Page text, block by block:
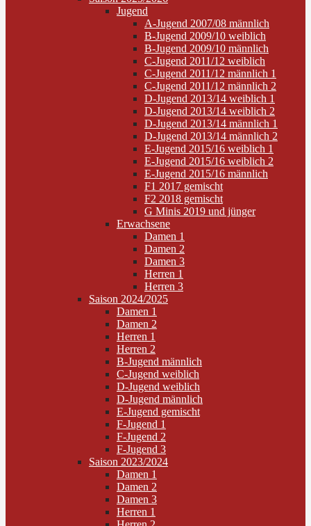
Jugend
A-Jugend 2007/08 männlich
B-Jugend 2009/10 weiblich
B-Jugend 2009/10 männlich
C-Jugend 2011/12 weiblich
C-Jugend 2011/12 männlich 1
C-Jugend 2011/12 männlich 2
D-Jugend 2013/14 weiblich 1
D-Jugend 2013/14 weiblich 2
D-Jugend 2013/14 männlich 1
D-Jugend 2013/14 männlich 2
E-Jugend 2015/16 weiblich 1
E-Jugend 2015/16 weiblich 2
E-Jugend 2015/16 männlich
F1 2017 gemischt
F2 2018 gemischt
G Minis 2019 und jünger
Erwachsene
Damen 1
Damen 2
Damen 3
Herren 1
Herren 3
Saison 2024/2025
Damen 1
Damen 2
Herren 1
Herren 2
B-Jugend männlich
C-Jugend weiblich
D-Jugend weiblich
D-Jugend männlich
E-Jugend gemischt
F-Jugend 1
F-Jugend 2
F-Jugend 3
Saison 2023/2024
Damen 1
Damen 2
Damen 3
Herren 1